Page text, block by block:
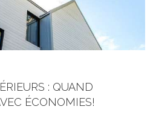
: QUAND
ÉCONOMIES!